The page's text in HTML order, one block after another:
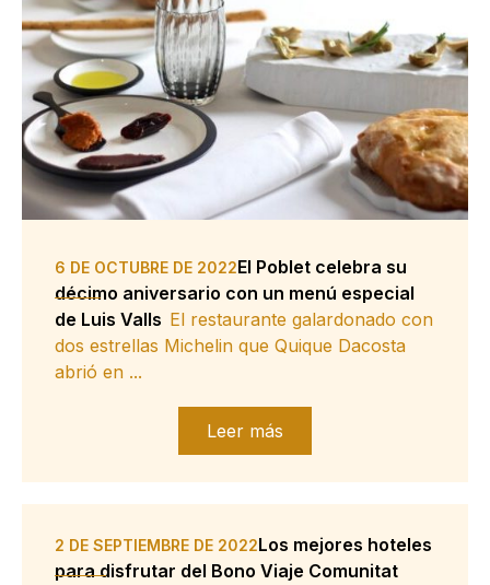
6 DE OCTUBRE DE 2022El Poblet celebra su
décimo aniversario con un menú especial
de Luis Valls El restaurante galardonado con
dos estrellas Michelin que Quique Dacosta
abrió en ...
Leer más
2 DE SEPTIEMBRE DE 2022Los mejores hoteles
para disfrutar del Bono Viaje Comunitat